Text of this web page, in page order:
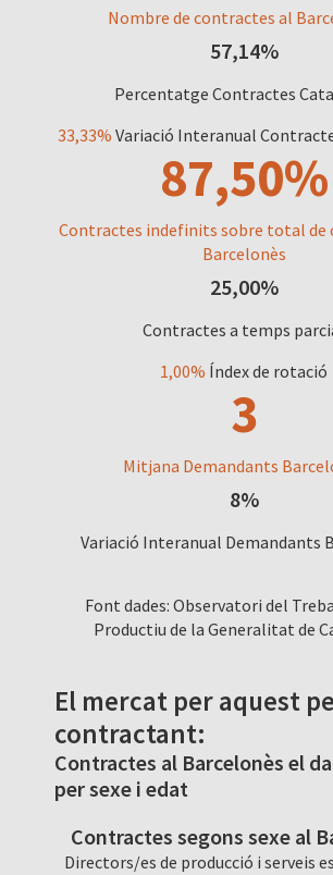
Nombre de contractes al
57,14%
Percentatge Contractes
33,33% Variació Interanual
87,50%
Contractes indefinits sobre total de
Barcelonès
25,00%
Contractes a temps
1,00% Índex de rotació
3
Mitjana Demandants
8%
Variació Interanual Demandants
Font dades: Observatori del
Productiu de la Generalitat de
El mercat per aquest
contractant:
Contractes al Barcelonès el
per sexe i edat
Contractes segons sexe al
Directors/es de producció i serveis